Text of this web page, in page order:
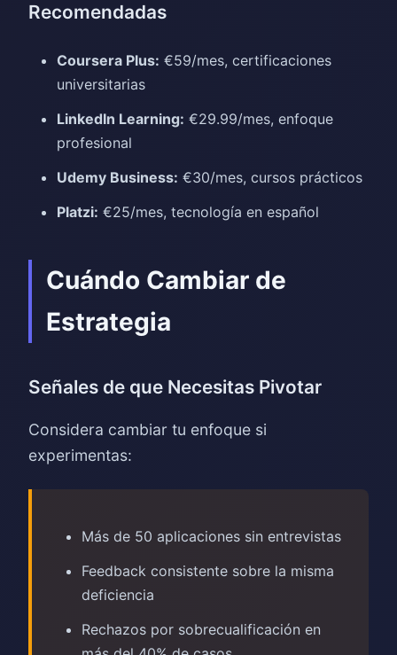
Recomendadas
Coursera Plus: €59/mes, certificaciones
universitarias
LinkedIn Learning: €29.99/mes, enfoque
profesional
Udemy Business: €30/mes, cursos prácticos
Platzi: €25/mes, tecnología en español
Cuándo Cambiar de
Estrategia
Señales de que Necesitas Pivotar
Considera cambiar tu enfoque si
experimentas:
Más de 50 aplicaciones sin entrevistas
Feedback consistente sobre la misma
deficiencia
Rechazos por sobrecualificación en